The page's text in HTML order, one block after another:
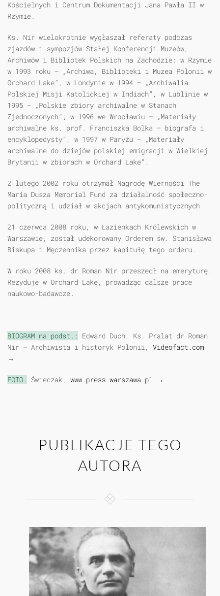
Kościelnych i Centrum Dokumentacji Jana Pawła II w
Rzymie.
Ks. Nir wielokrotnie wygłaszał referaty podczas
zjazdów i sympozjów Stałej Konferencji Muzeów,
Archiwów i Bibliotek Polskich na Zachodzie: w Rzymie
w 1993 roku – „Archiwa, Biblioteki i Muzea Polonii w
Orchard Lake”, w Londynie w 1994 – „Archiwalia
Polskiej Misji Katolickiej w Indiach”, w Lublinie w
1995 – „Polskie zbiory archiwalne w Stanach
Zjednoczonych”; w 1996 we Wrocławiu – „Materiały
archiwalne ks. prof. Franciszka Bolka – biografa i
encyklopedysty”, w 1997 w Paryżu – „Materiały
archiwalne do dziejów polskiej emigracji w Wielkiej
Brytanii w zbiorach w Orchard Lake”.
2 lutego 2002 roku otrzymał Nagrodę Wierności The
Maria Dusza Memorial Fund za działalność społeczno-
polityczną i udział w akcjach antykomunistycznych.
21 czerwca 2008 roku, w Łazienkach Królewskich w
Warszawie, został udekorowany Orderem św. Stanisława
Biskupa i Męczennika przez kapitułę tego orderu.
W roku 2008 ks. dr Roman Nir przeszedł na emeryturę.
Rezyduje w Orchard Lake, prowadząc dalsze prace
naukowo-badawcze.
BIOGRAM na podst.: Edward Duch, Ks. Pralat dr Roman
Nir – Archiwista i historyk Polonii, Videofact.com
→
FOTO: Świeczak, www.press.warszawa.pl →
PUBLIKACJE TEGO
AUTORA